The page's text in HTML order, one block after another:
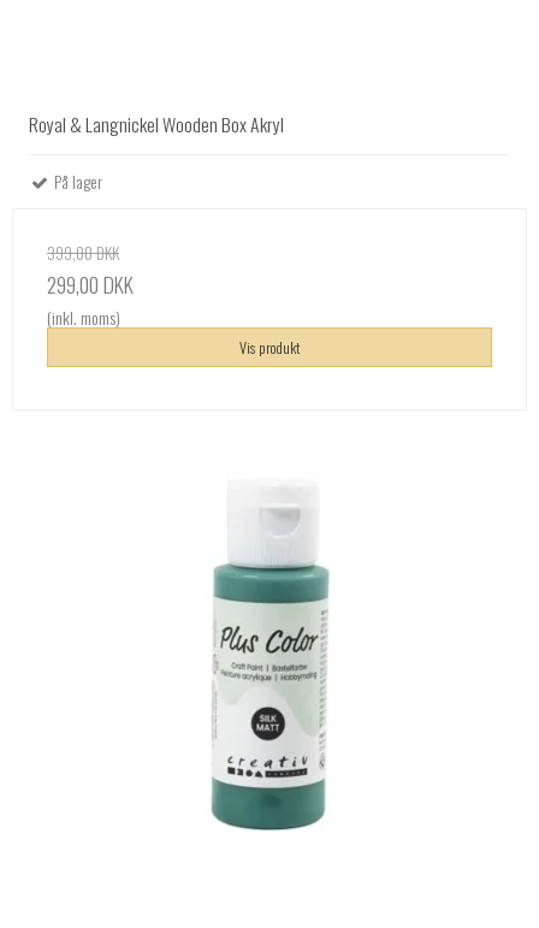
Royal & Langnickel Wooden Box Akryl
På lager
399,00 DKK
299,00 DKK
(inkl. moms)
Vis produkt